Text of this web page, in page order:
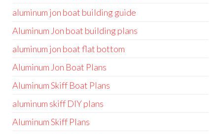
aluminum jon boat building guide
Aluminum Jon boat building plans
aluminum jon boat flat bottom
Aluminum Jon Boat Plans
Aluminum Skiff Boat Plans
aluminum skiff DIY plans
Aluminum Skiff Plans